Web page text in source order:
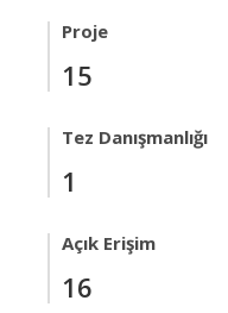
Proje
15
Tez Danışmanlığı
1
Açık Erişim
16